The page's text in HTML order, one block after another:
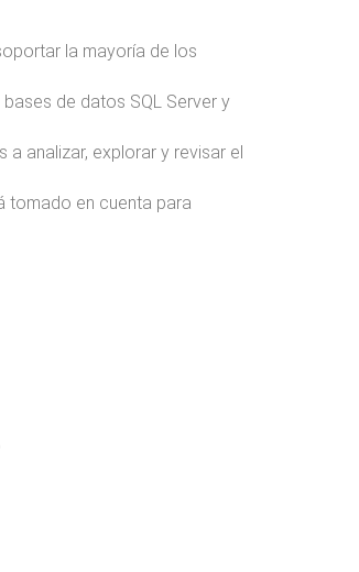
la mayoría de los
de datos SQL Server y
analizar, explorar y revisar el
tomado en cuenta para